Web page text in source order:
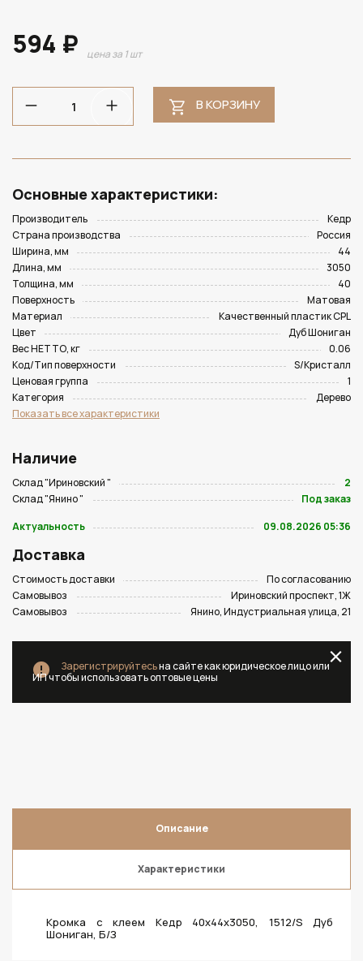
594 ₽ цена за 1 шт
В КОРЗИНУ
Основные характеристики:
Производитель
Кедр
Страна производства
Россия
Ширина, мм
44
Длина, мм
3050
Толщина, мм
40
Поверхность
Матовая
Материал
Качественный пластик CPL
Цвет
Дуб Шониган
Вес НЕТТО, кг
0.06
Код/Тип поверхности
S/Кристалл
Ценовая группа
1
Категория
Дерево
Показать все характеристики
Наличие
Склад "Ириновский "
2
Склад "Янино "
Под заказ
Актуальность
09.08.2026 05:36
Доставка
Стоимость доставки
По согласованию
Самовывоз
Ириновский проспект, 1Ж
Самовывоз
Янино, Индустриальная улица, 21
Зарегистрируйтесьна сайте как юридическое лицо или
ИП чтобы использовать оптовые цены
Описание
Характеристики
Кромка с клеем Кедр 40х44х3050, 1512/S Дуб
Шониган, Б/З